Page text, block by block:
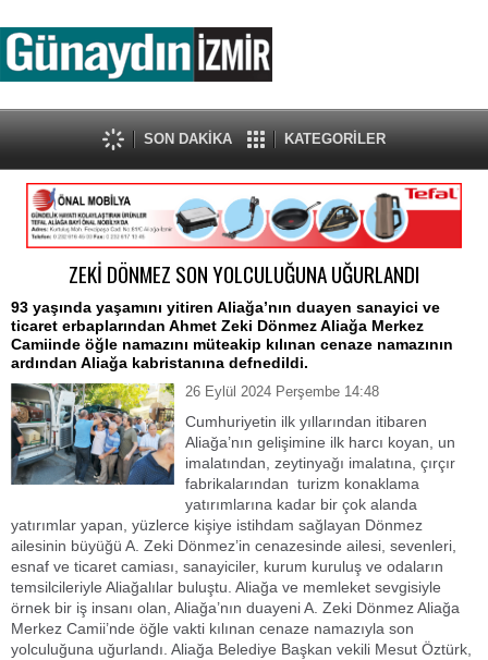
SON DAKİKA KATEGORİLER
ZEKİ DÖNMEZ SON YOLCULUĞUNA UĞURLANDI
93 yaşında yaşamını yitiren Aliağa’nın duayen sanayici ve
ticaret erbaplarından Ahmet Zeki Dönmez Aliağa Merkez
Camiinde öğle namazını müteakip kılınan cenaze namazının
ardından Aliağa kabristanına defnedildi.
26 Eylül 2024 Perşembe 14:48
Cumhuriyetin ilk yıllarından itibaren
Aliağa’nın gelişimine ilk harcı koyan, un
imalatından, zeytinyağı imalatına, çırçır
fabrikalarından turizm konaklama
yatırımlarına kadar bir çok alanda
yatırımlar yapan, yüzlerce kişiye istihdam sağlayan Dönmez
ailesinin büyüğü A. Zeki Dönmez’in cenazesinde ailesi, sevenleri,
esnaf ve ticaret camiası, sanayiciler, kurum kuruluş ve odaların
temsilcileriyle Aliağalılar buluştu. Aliağa ve memleket sevgisiyle
örnek bir iş insanı olan, Aliağa’nın duayeni A. Zeki Dönmez Aliağa
Merkez Camii’nde öğle vakti kılınan cenaze namazıyla son
yolculuğuna uğurlandı. Aliağa Belediye Başkan vekili Mesut Öztürk,